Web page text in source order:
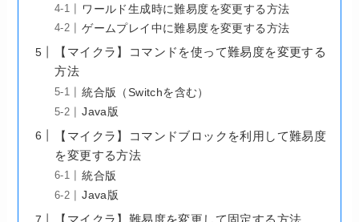
ワールド生成時に難易度を変更する方法
ゲームプレイ中に難易度を変更する方法
【マイクラ】コマンドを使って難易度を変更する
方法
統合版（Switchを含む）
Java版
【マイクラ】コマンドブロックを利用して難易度
を変更する方法
統合版
Java版
【マイクラ】難易度を変更して固定する方法